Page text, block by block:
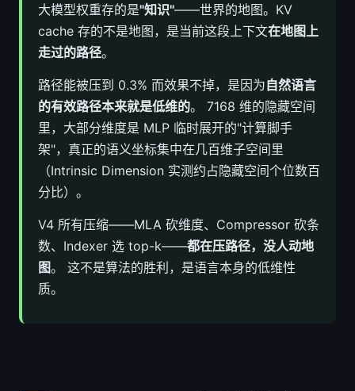
大模型权重存的是"知识"——世界的地图。KV
cache 存的不是地图，是当前这段上下文在地图上
走过的路径。
路径能被压到 0.3% 而效果不掉，是因为自然语言
的有效路径本来就是低维的。 7168 维的隐藏空间
里，大部分维度是 MLP 临时展开的"计算脚手
架"，真正的语义坐标集中在几百维子空间里
（Intrinsic Dimension 实测约占隐藏空间个位数百
分比）。
V4 所有压缩——MLA 砍维度、Compressor 砍条
数、Indexer 选 top-k——都在压路径，没人动地
图。 这不是算法的胜利，是语言本身的低维性
质。